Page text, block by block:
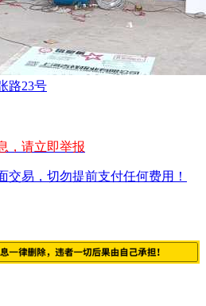
路23号
，请立即举报
交易，切勿提前支付任何费用！